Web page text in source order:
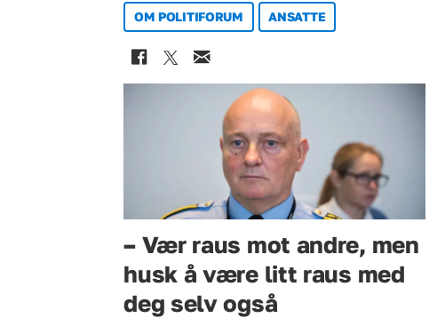
OM POLITIFORUM ANSATTE
– Vær raus mot andre, men
husk å være litt raus med
deg selv også